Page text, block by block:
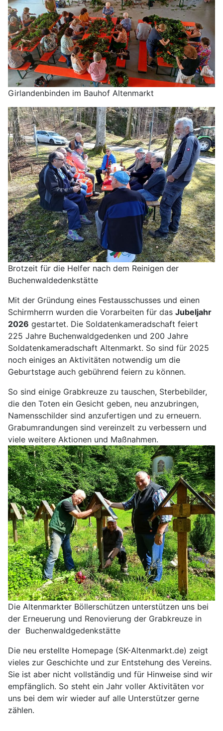
Girlandenbinden im Bauhof Altenmarkt
Brotzeit für die Helfer nach dem Reinigen der
Buchenwaldedenkstätte
Mit der Gründung eines Festausschusses und einen
Schirmherrn wurden die Vorarbeiten für das Jubeljahr
2026 gestartet. Die Soldatenkameradschaft feiert
225 Jahre Buchenwaldgedenken und 200 Jahre
Soldatenkameradschaft Altenmarkt. So sind für 2025
noch einiges an Aktivitäten notwendig um die
Geburtstage auch gebührend feiern zu können.
So sind einige Grabkreuze zu tauschen, Sterbebilder,
die den Toten ein Gesicht geben, neu anzubringen,
Namensschilder sind anzufertigen und zu erneuern.
Grabumrandungen sind vereinzelt zu verbessern und
viele weitere Aktionen und Maßnahmen.
Die Altenmarkter Böllerschützen unterstützen uns bei
der Erneuerung und Renovierung der Grabkreuze in
der Buchenwaldgedenkstätte
Die neu erstellte Homepage (SK-Altenmarkt.de) zeigt
vieles zur Geschichte und zur Entstehung des Vereins.
Sie ist aber nicht vollständig und für Hinweise sind wir
empfänglich. So steht ein Jahr voller Aktivitäten vor
uns bei dem wir wieder auf alle Unterstützer gerne
zählen.